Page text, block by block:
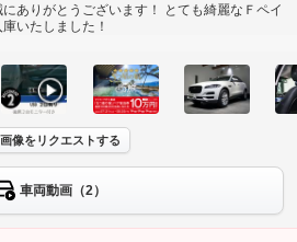
ありがとうございます！ とても綺麗なＦペイ
いたしました！
画像をリクエストする
車両動画（2）